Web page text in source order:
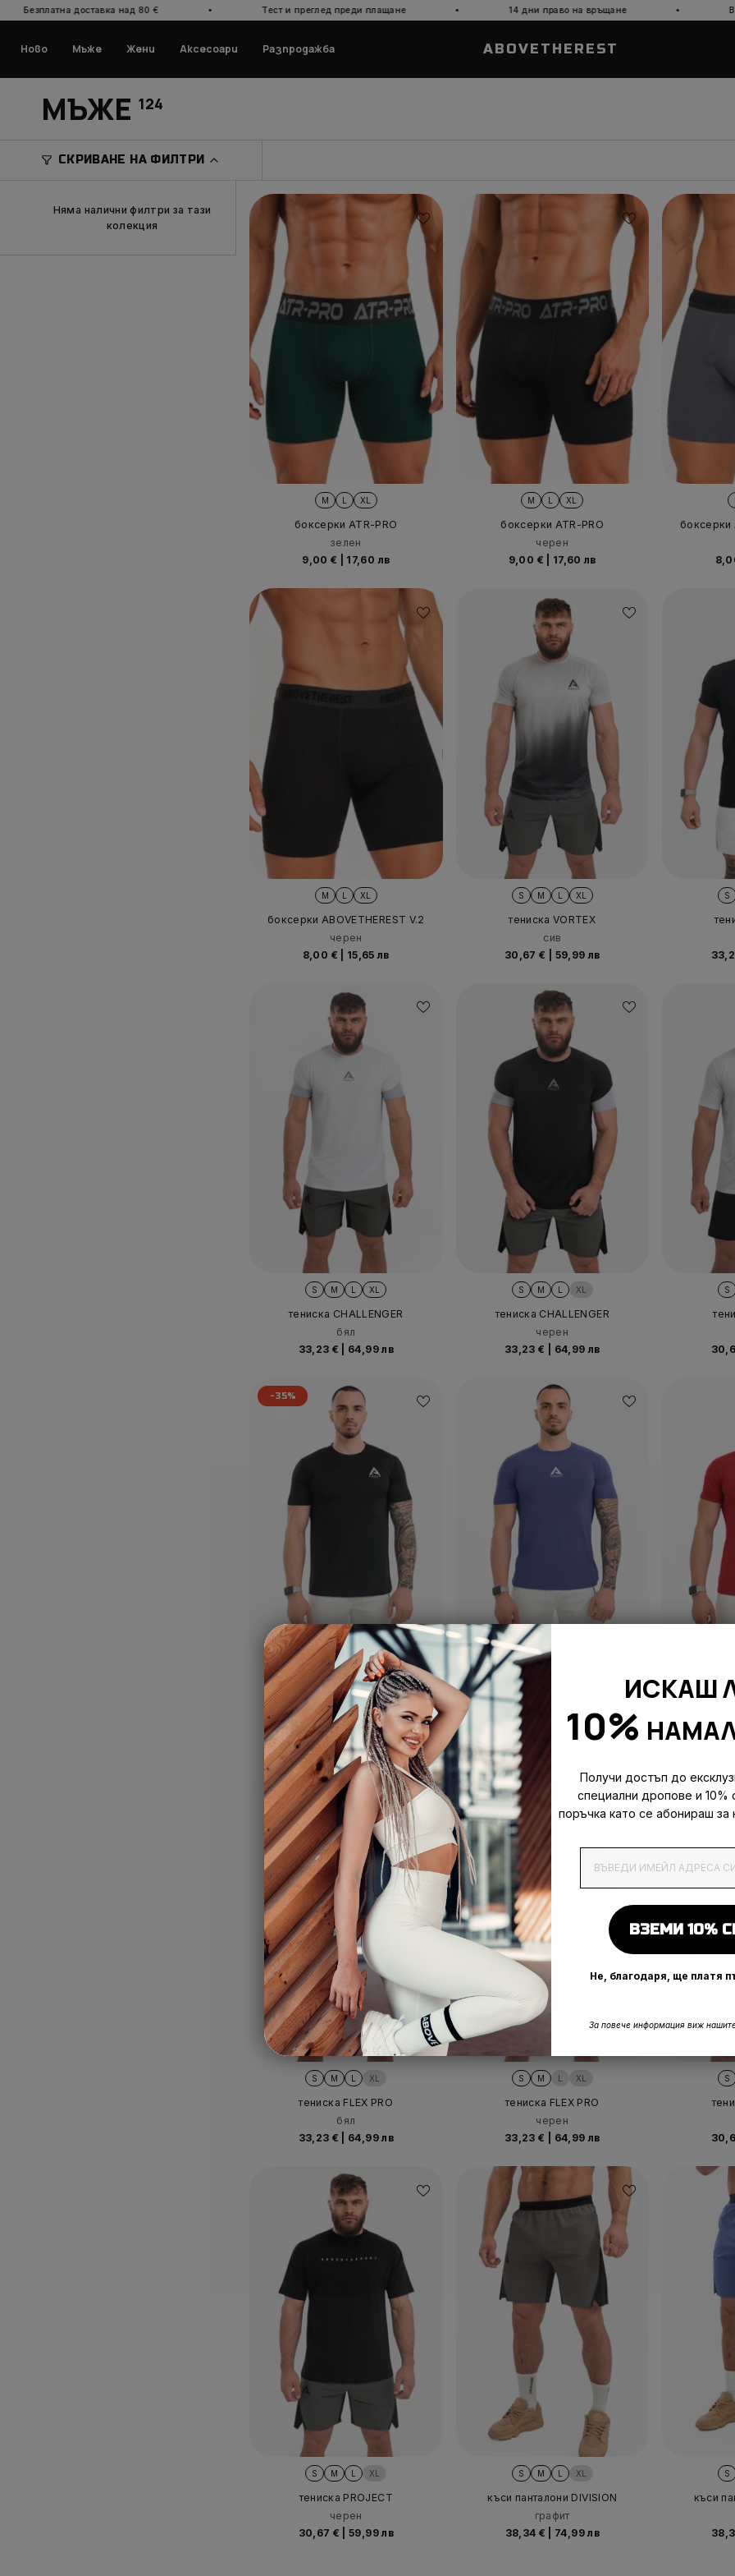
Прескочи
към
над 80€ · Тест и преглед преди плащане · 14 дни право на връщане · Връзка с нас: +359
ABOVETHEREST
Ново Мъже Жени Аксесоари Разпродажба
МЪЖЕ 124
СКРИВАНЕ НА ФИЛТРИ
Няма налични филтри за тази
колекция
M XL
боксерки ATR-PRO
зелен
9,00 €
17,60 лв
M XL
боксерки ATR-PRO
черен
9,00 €
17,60 лв
боксерки
M L XL
боксерки ABOVETHEREST V.2
черен
8,00 €
15,65 лв
S M L XL
тениска VORTEX
сив
30,67 €
59,99 лв
S
S M L XL
тениска CHALLENGER
бял
33,23 €
64,99 лв
S M L XL
тениска CHALLENGER
черен
33,23 €
64,99 лв
S
-35%
S M L XL
тениска COMBAT
черен
20,00 €|39,12 лв 30,67 €
S
тениска FLEX PRO
33,23 €| 64,99 лв
S
S M XL
тениска FLEX PRO
бял
33,23 €
64,99 лв
S M XL
тениска FLEX PRO
черен
33,23 €
64,99 лв
S
S M L XL
тениска PROJECT
черен
30,67 €
59,99 лв
S M L XL
къси панталони DIVISION
графит
38,34 €
74,99 лв
S
къси
ИСКАШ
10%
Получи достъп до
специални дропове и 10%
поръчка като се абонираш за
EmailAddress
ВЗЕМИ 10%
Не, благодаря, ще платя
За повече информация виж